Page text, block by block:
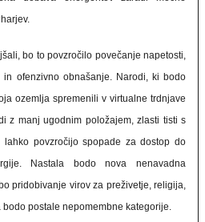
bo to povzročilo povečanje napetosti,
in ofenzivno obnašanje. Narodi, ki bodo
ozemlja spremenili v virtualne trdnjave
z manj ugodnim položajem, zlasti tisti s
povzročijo spopade za dostop do
Nastala bodo nova nenavadna
pridobivanje virov za preživetje, religija,
postale nepomembne kategorije.